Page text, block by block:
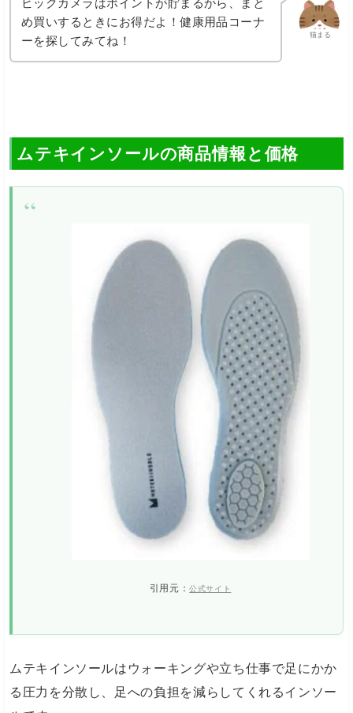
猫まる
め買いするときにお得だよ！健康用品コーナ
ーを探してみてね！
ムテキインソールの商品情報と価格
引用元：公式サイト
ムテキインソールはウォーキングや立ち仕事で足にかか
る圧力を分散し、足への負担を減らしてくれるインソー